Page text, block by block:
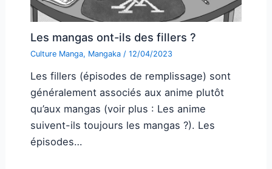
Les mangas ont-ils des fillers ?
Culture Manga, Mangaka/ 12/04/2023
Les fillers (épisodes de remplissage) sont
généralement associés aux anime plutôt
qu’aux mangas (voir plus : Les anime
suivent-ils toujours les mangas ?). Les
épisodes…